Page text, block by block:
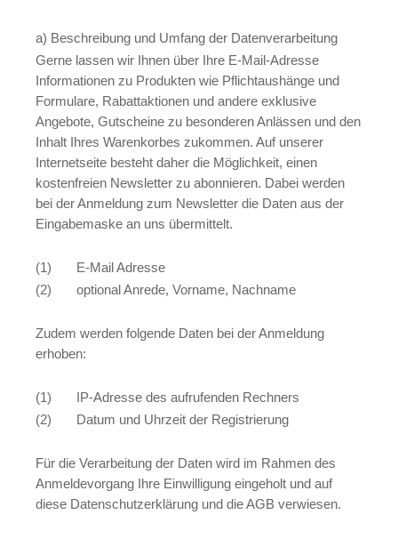
a) Beschreibung und Umfang der Datenverarbeitung
Gerne lassen wir Ihnen über Ihre E-Mail-Adresse
Informationen zu Produkten wie Pflichtaushänge und
Formulare, Rabattaktionen und andere exklusive
Angebote, Gutscheine zu besonderen Anlässen und den
Inhalt Ihres Warenkorbes zukommen. Auf unserer
Internetseite besteht daher die Möglichkeit, einen
kostenfreien Newsletter zu abonnieren. Dabei werden
bei der Anmeldung zum Newsletter die Daten aus der
Eingabemaske an uns übermittelt.
(1) E-Mail Adresse
(2) optional Anrede, Vorname, Nachname
Zudem werden folgende Daten bei der Anmeldung
erhoben:
(1) IP-Adresse des aufrufenden Rechners
(2) Datum und Uhrzeit der Registrierung
Für die Verarbeitung der Daten wird im Rahmen des
Anmeldevorgang Ihre Einwilligung eingeholt und auf
diese Datenschutzerklärung und die AGB verwiesen.